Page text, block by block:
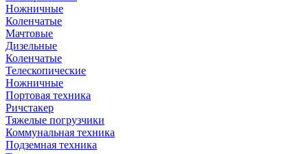
Ножничные
Коленчатые
Мачтовые
Дизельные
Коленчатые
Телескопические
Ножничные
Портовая техника
Ричстакер
Тяжелые погрузчики
Коммунальная техника
Подземная техника